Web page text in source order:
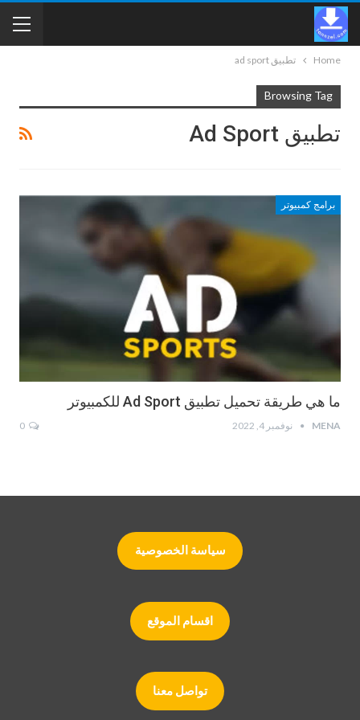
Home تطبيق ad sport
Browsing Tag
تطبيق Ad Sport
برامج كمبيوتر
ما هي طريقة تحميل تطبيق Ad Sport للكمبيوتر
MENA نوفمبر 4, 2022
سياسة الخصوصية
اقسام الموقع
تواصل معنا